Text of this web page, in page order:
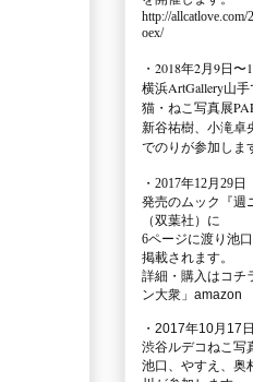
http://allcatlove.com/
oex/
・2018年2月9日〜
横浜ArtGallery山手
猫・ねこ写真展
新谷祐樹、小滝卓
でのりが参加しま
・ 2017年12月29日
発売のムック
『
（双葉社）に
6ページに渡り 池
掲載されます。
詳細・購入はコ
ン大衆」amazon
・2017年10月17
渋谷ルデコねこ写
池口、やすえ、奥